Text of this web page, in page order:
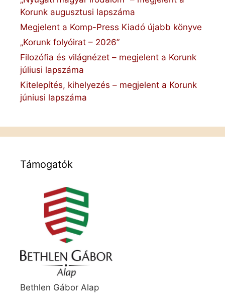
Korunk augusztusi lapszáma
Megjelent a Komp-Press Kiadó újabb könyve
„Korunk folyóirat – 2026”
Filozófia és világnézet – megjelent a Korunk
júliusi lapszáma
Kitelepítés, kihelyezés – megjelent a Korunk
júniusi lapszáma
Támogatók
Bethlen Gábor Alap